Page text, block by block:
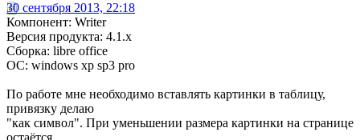
30 сентября 2013, 22:18
Компонент: Writer
Версия продукта: 4.1.x
Сборка: libre office
ОС: windows xp sp3 pro
По работе мне необходимо вставлять картинки в таблицу,
привязку делаю
"как символ". При уменьшении размера картинки на странице
остаётся